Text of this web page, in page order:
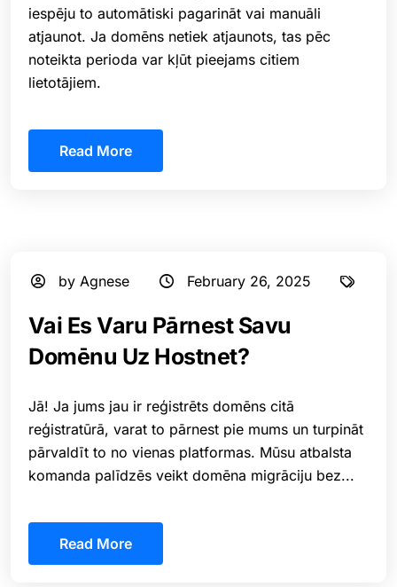
iespēju to automātiski pagarināt vai manuāli
atjaunot. Ja domēns netiek atjaunots, tas pēc
noteikta perioda var kļūt pieejams citiem
lietotājiem.
Read More
by Agnese February 26, 2025
⁠Vai Es Varu Pārnest Savu
Domēnu Uz Hostnet?
Jā! Ja jums jau ir reģistrēts domēns citā
reģistratūrā, varat to pārnest pie mums un turpināt
pārvaldīt to no vienas platformas. Mūsu atbalsta
komanda palīdzēs veikt domēna migrāciju bez...
Read More